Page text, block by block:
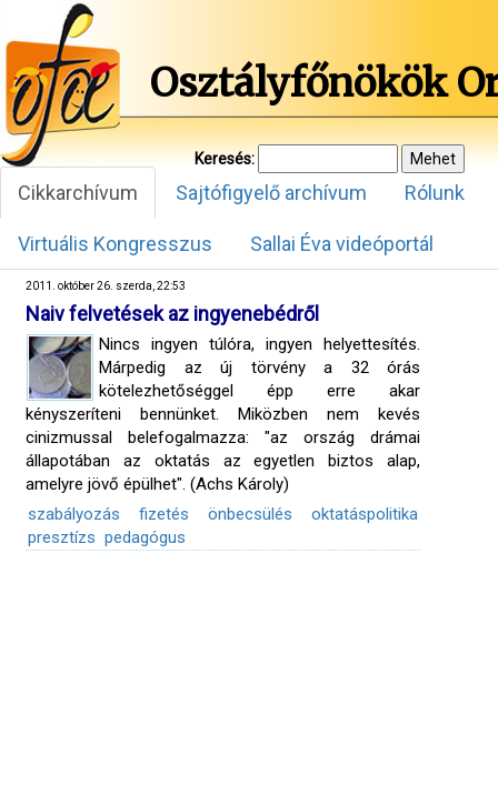
Osztályfőnökök
Keresés:
Cikkarchívum Sajtófigyelő archívum Rólunk
Virtuális Kongresszus Sallai Éva videóportál
2011. október 26. szerda, 22:53
Naiv felvetések az ingyenebédről
Nincs ingyen túlóra, ingyen helyettesítés.
Márpedig az új törvény a 32 órás
kötelezhetőséggel épp erre akar
kényszeríteni bennünket. Miközben nem kevés
cinizmussal belefogalmazza: "az ország drámai
állapotában az oktatás az egyetlen biztos alap,
amelyre jövő épülhet". (Achs Károly)
szabályozás
fizetés önbecsülés
oktatáspolitika
presztízs pedagógus